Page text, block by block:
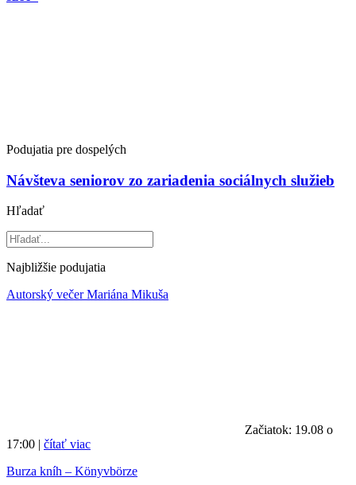
Podujatia pre dospelých
Návšteva seniorov zo zariadenia sociálnych služieb
Hľadať
Najbližšie podujatia
Autorský večer Mariána Mikuša
Začiatok: 19.08 o
17:00 | čítať viac
Burza kníh – Könyvbörze